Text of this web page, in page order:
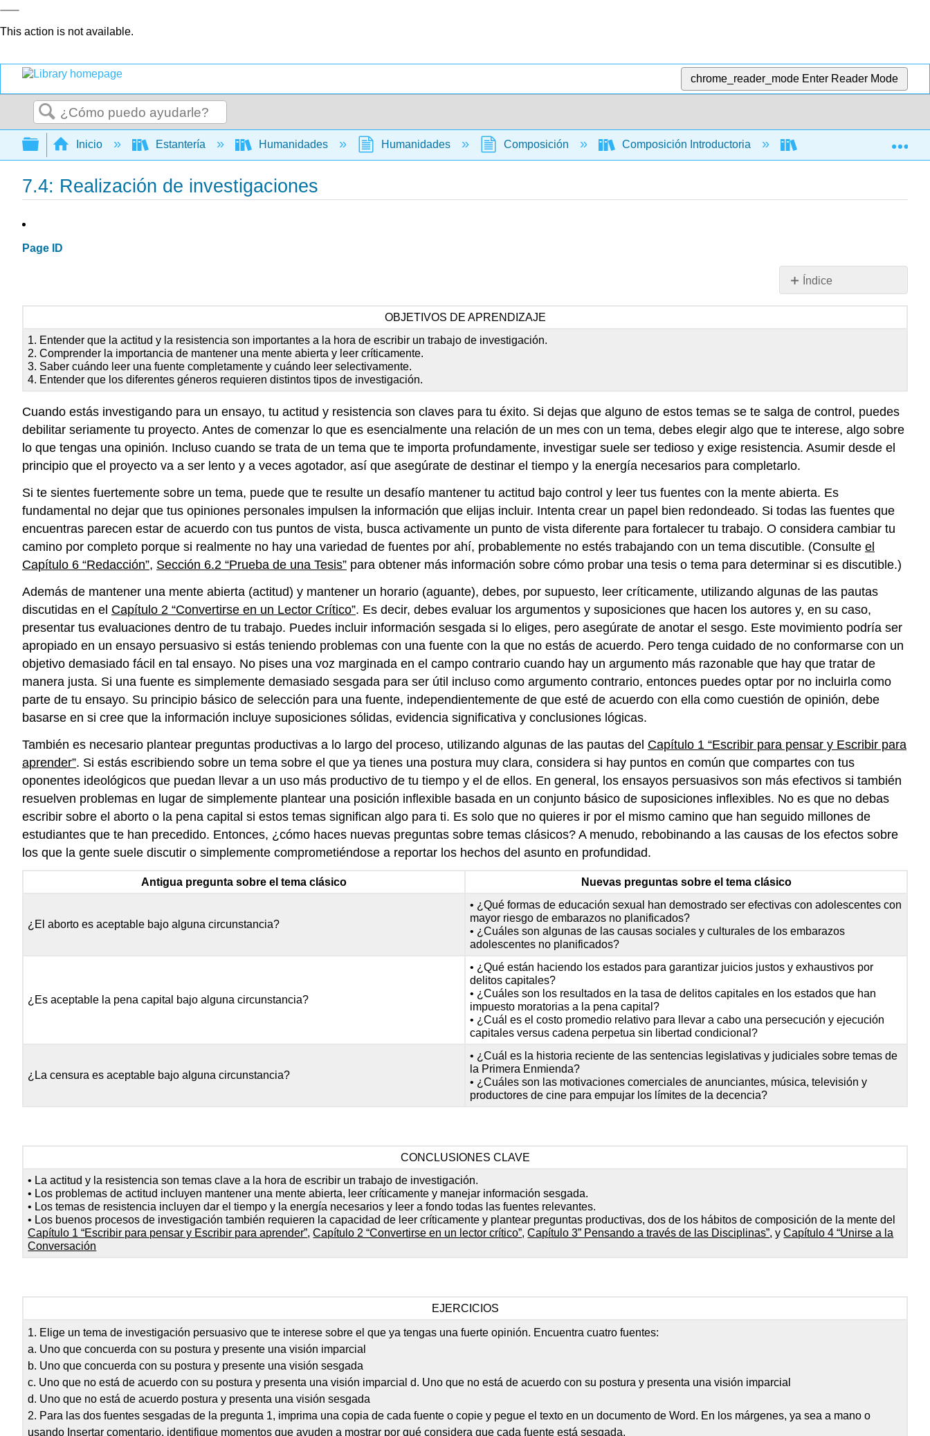
This action is not available.
chrome_reader_mode Enter Reader Mode
Buscar
Expandir/contraer jerarquía global
Inicio Estantería Humanidades Humanidades Composición Composición Introductoria Manual para Escritores
7.4: Realización de investigaciones
Page ID
Índice
Sin
OBJETIVOS DE APRENDIZAJE
1. Entender que la actitud y la resistencia son importantes a la hora de escribir un trabajo de investigación.
2. Comprender la importancia de mantener una mente abierta y leer críticamente.
3. Saber cuándo leer una fuente completamente y cuándo leer selectivamente.
4. Entender que los diferentes géneros requieren distintos tipos de investigación.
Cuando estás investigando para un ensayo, tu actitud y resistencia son claves para tu éxito. Si dejas que alguno de estos temas se te salga de control, puedes
debilitar seriamente tu proyecto. Antes de comenzar lo que es esencialmente una relación de un mes con un tema, debes elegir algo que te interese, algo sobre
lo que tengas una opinión. Incluso cuando se trata de un tema que te importa profundamente, investigar suele ser tedioso y exige resistencia. Asumir desde el
principio que el proyecto va a ser lento y a veces agotador, así que asegúrate de destinar el tiempo y la energía necesarios para completarlo.
Si te sientes fuertemente sobre un tema, puede que te resulte un desafío mantener tu actitud bajo control y leer tus fuentes con la mente abierta. Es
fundamental no dejar que tus opiniones personales impulsen la información que elijas incluir. Intenta crear un papel bien redondeado. Si todas las fuentes que
encuentras parecen estar de acuerdo con tus puntos de vista, busca activamente un punto de vista diferente para fortalecer tu trabajo. O considera cambiar tu
camino por completo porque si realmente no hay una variedad de fuentes por ahí, probablemente no estés trabajando con un tema discutible. (Consulte el
Capítulo 6 “Redacción”, Sección 6.2 “Prueba de una Tesis” para obtener más información sobre cómo probar una tesis o tema para determinar si es discutible.)
Además de mantener una mente abierta (actitud) y mantener un horario (aguante), debes, por supuesto, leer críticamente, utilizando algunas de las pautas
discutidas en el Capítulo 2 “Convertirse en un Lector Crítico”. Es decir, debes evaluar los argumentos y suposiciones que hacen los autores y, en su caso,
presentar tus evaluaciones dentro de tu trabajo. Puedes incluir información sesgada si lo eliges, pero asegúrate de anotar el sesgo. Este movimiento podría ser
apropiado en un ensayo persuasivo si estás teniendo problemas con una fuente con la que no estás de acuerdo. Pero tenga cuidado de no conformarse con un
objetivo demasiado fácil en tal ensayo. No pises una voz marginada en el campo contrario cuando hay un argumento más razonable que hay que tratar de
manera justa. Si una fuente es simplemente demasiado sesgada para ser útil incluso como argumento contrario, entonces puedes optar por no incluirla como
parte de tu ensayo. Su principio básico de selección para una fuente, independientemente de que esté de acuerdo con ella como cuestión de opinión, debe
basarse en si cree que la información incluye suposiciones sólidas, evidencia significativa y conclusiones lógicas.
También es necesario plantear preguntas productivas a lo largo del proceso, utilizando algunas de las pautas del Capítulo 1 “Escribir para pensar y Escribir para
aprender”. Si estás escribiendo sobre un tema sobre el que ya tienes una postura muy clara, considera si hay puntos en común que compartes con tus
oponentes ideológicos que puedan llevar a un uso más productivo de tu tiempo y el de ellos. En general, los ensayos persuasivos son más efectivos si también
resuelven problemas en lugar de simplemente plantear una posición inflexible basada en un conjunto básico de suposiciones inflexibles. No es que no debas
escribir sobre el aborto o la pena capital si estos temas significan algo para ti. Es solo que no quieres ir por el mismo camino que han seguido millones de
estudiantes que te han precedido. Entonces, ¿cómo haces nuevas preguntas sobre temas clásicos? A menudo, rebobinando a las causas de los efectos sobre
los que la gente suele discutir o simplemente comprometiéndose a reportar los hechos del asunto en profundidad.
Antigua pregunta sobre el tema clásico Nuevas preguntas sobre el tema clásico
¿El aborto es aceptable bajo alguna circunstancia?
• ¿Qué formas de educación sexual han demostrado ser efectivas con adolescentes con
mayor riesgo de embarazos no planificados?
• ¿Cuáles son algunas de las causas sociales y culturales de los embarazos
adolescentes no planificados?
¿Es aceptable la pena capital bajo alguna circunstancia?
• ¿Qué están haciendo los estados para garantizar juicios justos y exhaustivos por
delitos capitales?
• ¿Cuáles son los resultados en la tasa de delitos capitales en los estados que han
impuesto moratorias a la pena capital?
• ¿Cuál es el costo promedio relativo para llevar a cabo una persecución y ejecución
capitales versus cadena perpetua sin libertad condicional?
¿La censura es aceptable bajo alguna circunstancia?
• ¿Cuál es la historia reciente de las sentencias legislativas y judiciales sobre temas de
la Primera Enmienda?
• ¿Cuáles son las motivaciones comerciales de anunciantes, música, televisión y
productores de cine para empujar los límites de la decencia?
CONCLUSIONES CLAVE
• La actitud y la resistencia son temas clave a la hora de escribir un trabajo de investigación.
• Los problemas de actitud incluyen mantener una mente abierta, leer críticamente y manejar información sesgada.
• Los temas de resistencia incluyen dar el tiempo y la energía necesarios y leer a fondo todas las fuentes relevantes.
• Los buenos procesos de investigación también requieren la capacidad de leer críticamente y plantear preguntas productivas, dos de los hábitos de composición de la mente del
Capítulo 1 “Escribir para pensar y Escribir para aprender”,Capítulo 2 “Convertirse en un lector crítico”,Capítulo 3” Pensando a través de las Disciplinas”, yCapítulo 4 “Unirse a la
Conversación
EJERCICIOS
1. Elige un tema de investigación persuasivo que te interese sobre el que ya tengas una fuerte opinión. Encuentra cuatro fuentes:
a. Uno que concuerda con su postura y presente una visión imparcial
b. Uno que concuerda con su postura y presente una visión sesgada
c. Uno que no está de acuerdo con su postura y presenta una visión imparcial d. Uno que no está de acuerdo con su postura y presenta una visión imparcial
d. Uno que no está de acuerdo postura y presenta una visión sesgada
2. Para las dos fuentes sesgadas de la pregunta 1, imprima una copia de cada fuente o copie y pegue el texto en un documento de Word. En los márgenes, ya sea a mano o
usando Insertar comentario, identifique momentos que ayuden a mostrar por qué considera que cada fuente está sesgada.